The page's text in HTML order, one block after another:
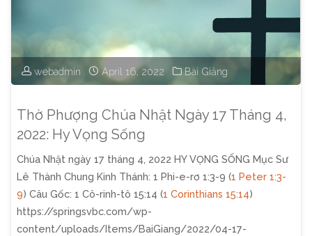
Tháng
2022:
Nước
Đức
Chúa
webadmin April 16, 2022 Bài Giảng
Thờ Phượng Chúa Nhật Ngày 17 Tháng 4,
2022: Hy Vọng Sống
Chúa Nhật ngày 17 tháng 4, 2022 HY VỌNG SỐNG Mục Sư
Lê Thành Chung Kinh Thánh: 1 Phi-e-rơ 1:3-9 (1 Peter 1:3-
9) Câu Gốc: 1 Cô-rinh-tô 15:14 (1 Corinthians 15:14)
https://springsvbc.com/wp-
content/uploads/Items/BaiGiang/2022/04-17-